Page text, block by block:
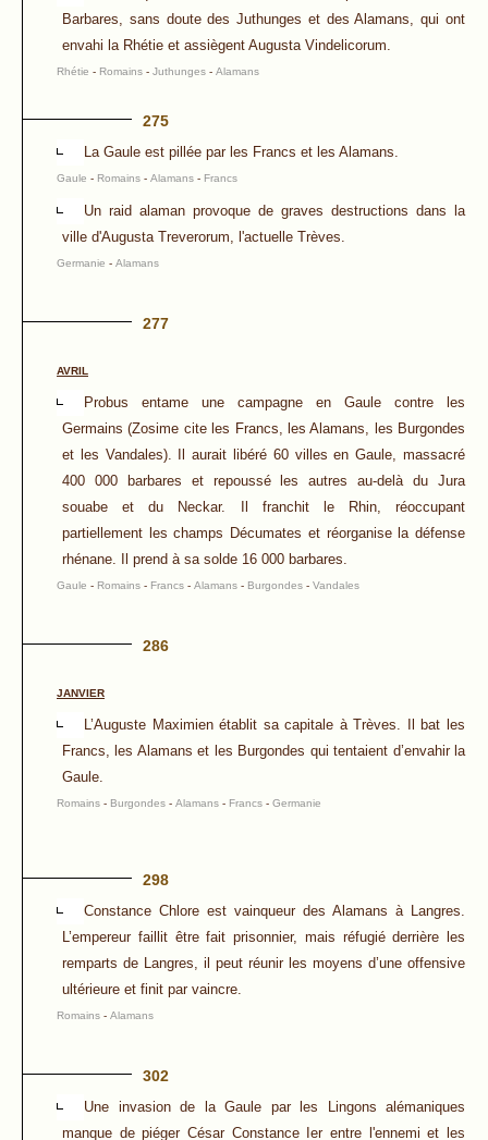
Barbares, sans doute des Juthunges et des Alamans, qui ont
envahi la Rhétie et assiègent Augusta Vindelicorum.
Rhétie - Romains - Juthunges - Alamans
275
La Gaule est pillée par les Francs et les Alamans.
Gaule - Romains - Alamans - Francs
Un raid alaman provoque de graves destructions dans la
ville d'Augusta Treverorum, l'actuelle Trèves.
Germanie - Alamans
277
AVRIL
Probus entame une campagne en Gaule contre les
Germains (Zosime cite les Francs, les Alamans, les Burgondes
et les Vandales). Il aurait libéré 60 villes en Gaule, massacré
400 000 barbares et repoussé les autres au-delà du Jura
souabe et du Neckar. Il franchit le Rhin, réoccupant
partiellement les champs Décumates et réorganise la défense
rhénane. Il prend à sa solde 16 000 barbares.
Gaule - Romains - Francs - Alamans - Burgondes - Vandales
286
JANVIER
L’Auguste Maximien établit sa capitale à Trèves. Il bat les
Francs, les Alamans et les Burgondes qui tentaient d’envahir la
Gaule.
Romains - Burgondes - Alamans - Francs - Germanie
298
Constance Chlore est vainqueur des Alamans à Langres.
L’empereur faillit être fait prisonnier, mais réfugié derrière les
remparts de Langres, il peut réunir les moyens d’une offensive
ultérieure et finit par vaincre.
Romains - Alamans
302
Une invasion de la Gaule par les Lingons alémaniques
manque de piéger César Constance Ier entre l'ennemi et les